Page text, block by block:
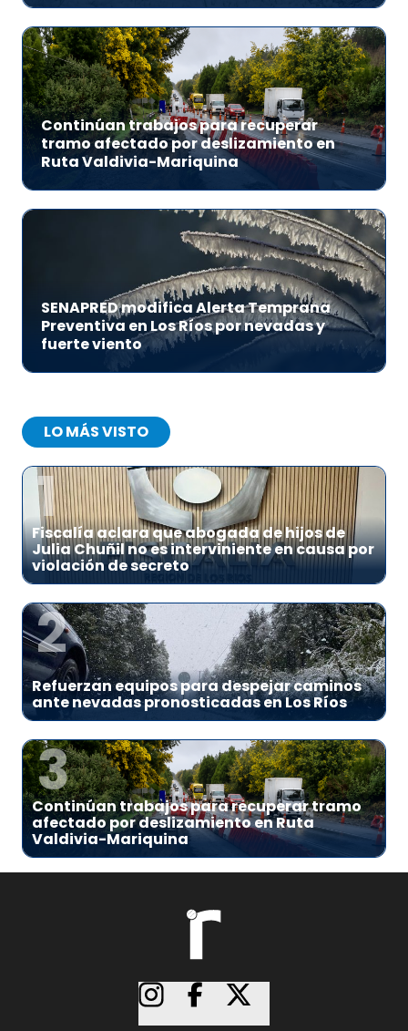
Continúan trabajos para recuperar
tramo afectado por deslizamiento en
Ruta Valdivia-Mariquina
SENAPRED modifica Alerta Temprana
Preventiva en Los Ríos por nevadas y
fuerte viento
LO MÁS VISTO
1
Fiscalía aclara que abogada de hijos de
Julia Chuñil no es interviniente en causa por
violación de secreto
2
Refuerzan equipos para despejar caminos
ante nevadas pronosticadas en Los Ríos
3
Continúan trabajos para recuperar tramo
afectado por deslizamiento en Ruta
Valdivia-Mariquina